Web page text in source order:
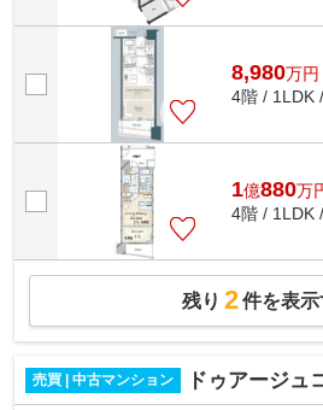
8,980万円
4階 / 1LDK
1億880万
4階 / 1LDK
残り 2件を表示
売買 | 中古マンション ドゥアージュ